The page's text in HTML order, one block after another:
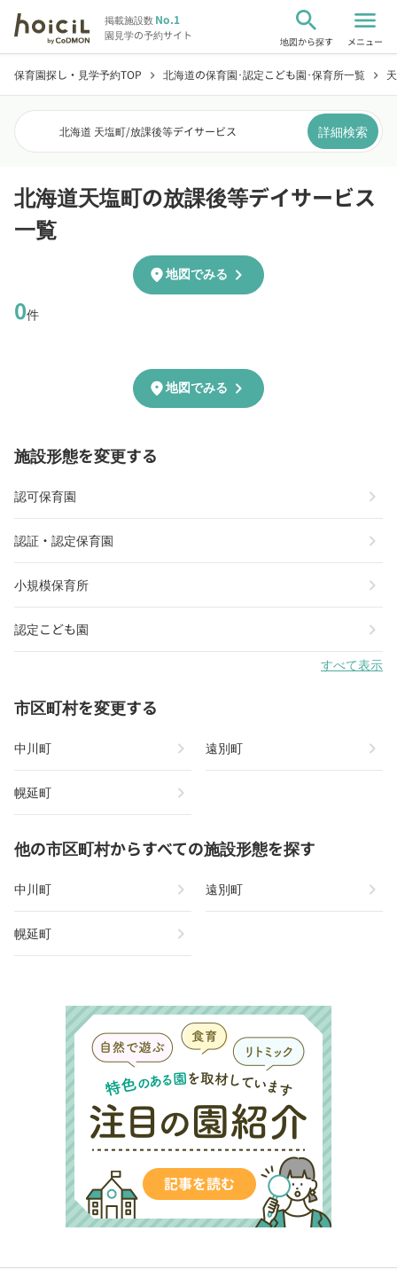
掲載施設数No.1
園見学の予約サイト
search
地図から探す
menu
メニュー
保育園探し・見学予約TOP chevron_right 北海道の保育園･認定こども園･保育所一覧 chevron_right
北海道 天塩町/放課後等デイサービス 詳細検索
北海道天塩町の放課後等デイサービス
一覧
0件
location_on地図でみる chevron_right
location_on地図でみる chevron_right
施設形態を変更する
認可保育園 chevron_right
認証・認定保育園 chevron_right
小規模保育所 chevron_right
認定こども園 chevron_right
すべて表示
市区町村を変更する
中川町 chevron_right 遠別町 chevron_right
幌延町 chevron_right
他の市区町村からすべての施設形態を探す
中川町 chevron_right 遠別町 chevron_right
幌延町 chevron_right